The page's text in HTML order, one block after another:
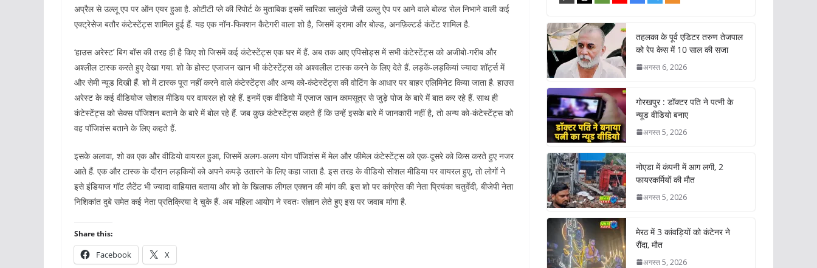
अप्रैल से उल्लू एप पर ऑन एयर हुआ है. ओटीटी प्ले की रिपोर्ट के मुताबिक इसमें सारिका सालुंखे जैसी उल्लु ऐप पर आने वाले बोल्ड रोल निभाने वाली कई
एक्ट्रेसेज बतौर कंटेस्टेंट्स शामिल हुई हैं. यह एक नॉन-फिक्शन कैटेगरी वाला शो है, जिसमें ड्रामा और बोल्ड, अनफ़िल्टर्ड कंटेंट शामिल है.
‘हाउस अरेस्ट’ बिग बॉस की तरह ही है किए शो जिसमें कई कंटेस्टेंट्स एक घर में हैं. अब तक आए एपिसोड्स में सभी कंटेस्टेंट्स को अजीबो-गरीब और
अश्लील टास्क करते हुए देखा गया. शो के होस्ट एजाजन खान भी कंटेस्टेंट्स को अश्वलील टास्क करने के लिए देते हैं. लड़कें-लड़कियां ज्यादा शॉर्ट्स में
और सेमी न्यूड दिखी हैं. शो में टास्क पूरा नहीं करने वाले कंटेस्टेंट्स और अन्य को-कंटेस्टेंट्स की वोटिंग के आधार पर बाहर एलिमिनेट किया जाता है. हाउस
अरेस्ट के कई वीडियोज सोशल मीडिय पर वायरल हो रहे हैं. इनमें एक वीडियो में एजाज खान कामसूत्र से जुड़े पोज के बारे में बात कर रहे हैं. साथ ही
कंटेस्टेंट्स को सेक्स पॉजिशन बताने के बारे में बोल रहे हैं. जब कुछ कंटेस्टेंट्स कहते हैं कि उन्हें इसके बारे में जानकारी नहीं है, तो अन्य को-कंटेस्टेंट्स को
वह पॉजिशंस बताने के लिए कहते हैं.
इसके अलावा, शो का एक और वीडियो वायरल हुआ, जिसमें अलग-अलग योग पॉजिशंस में मेल और फीमेल कंटेस्टेंट्स को एक-दूसरे को किस करते हुए नजर
आते हैं. एक और टास्क के दौरान लड़कियों को अपने कपड़े उतारने के लिए कहा जाता है. इस तरह के वीडियो सोशल मीडिया पर वायरल हुए, तो लोगों ने
इसे इंडियाज गॉट लैटेंट भी ज्यादा वाहियात बताया और शो के खिलाफ लीगल एक्शन की मांग की. इस शो पर कांग्रेस की नेता प्रियंका चतुर्वेदी, बीजेपी नेता
निशिकांत दुबे समेत कई नेता प्रतिक्रिया दे चुके हैं. अब महिला आयोग ने स्वतः संज्ञान लेते हुए इस पर जवाब मांगा है.
Share this:
Facebook X
तहलका के पूर्व एडिटर तरुण तेजपाल
को रेप केस में 10 साल की सजा
अगस्त 6, 2026
गोरखपुर : डॉक्टर पति ने पत्नी के
न्यूड वीडियो बनाए
अगस्त 5, 2026
नोएडा में कंपनी में आग लगी, 2
फायरकर्मियों की मौत
अगस्त 5, 2026
मेरठ में 3 कांवड़ियों को कंटेनर ने
रौंदा, मौत
अगस्त 5, 2026